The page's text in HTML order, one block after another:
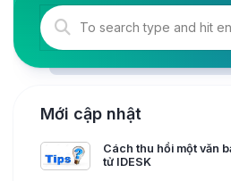
Mới cập nhật
Cách thu hồi một văn
tử IDESK